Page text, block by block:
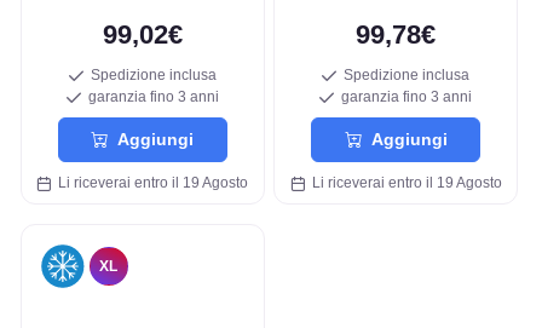
99,02€
Spedizione inclusa
garanzia fino 3 anni
Aggiungi
Li riceverai entro il 19 Agosto
99,78€
Spedizione inclusa
garanzia fino 3 anni
Aggiungi
Li riceverai entro il 19 Agosto
XL